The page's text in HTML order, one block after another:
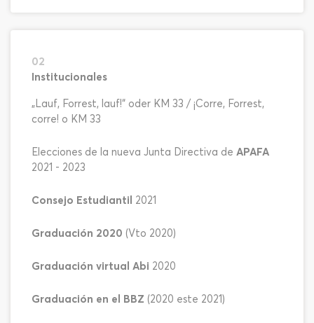
02
Institucionales
„Lauf, Forrest, lauf!“ oder KM 33 / ¡Corre, Forrest,
corre! o KM 33
Elecciones de la nueva Junta Directiva de APAFA
2021 - 2023
Consejo Estudiantil 2021
Graduación 2020 (Vto 2020)
Graduación virtual Abi 2020
Graduación en el BBZ (2020 este 2021)